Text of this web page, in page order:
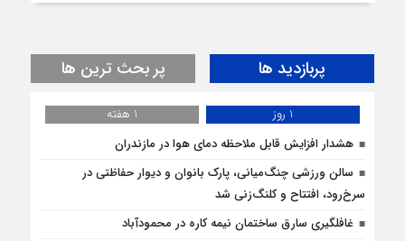
پربازدید ها پر بحث ترین ها
1 روز
1 هفته
هشدار افزایش قابل ملاحظه دمای هوا در مازندران
سالن ورزشی چنگ‌میانی، پارک بانوان و دیوار حفاظتی در
سرخ‌رود، افتتاح و کلنگ‌زنی شد
غافلگيري سارق ساختمان نيمه کاره در محمودآباد